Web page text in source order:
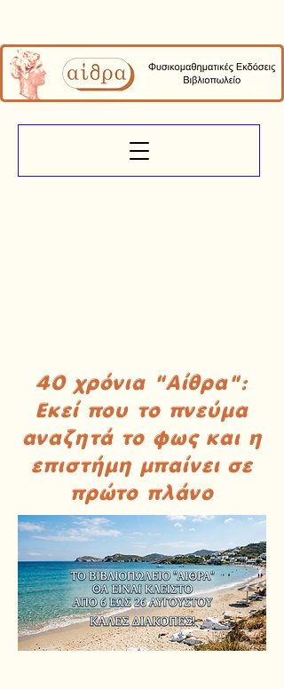
40 χρόνια "Αίθρα":
Εκεί που το πνεύμα
αναζητά το φως και η
επιστήμη μπαίνει σε
πρώτο πλάνο